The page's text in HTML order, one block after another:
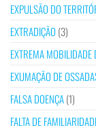
EXPULSÃO DO
EXTRADIÇÃO (3)
EXTREMA MOBILIDADE
EXUMAÇÃO DE
FALSA DOENÇA(1)
FALTA DE